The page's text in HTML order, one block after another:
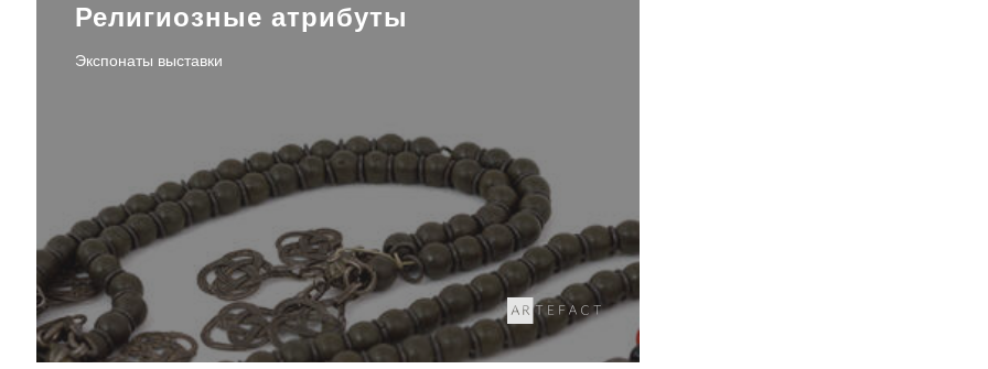
Религиозные атрибуты
Экспонаты выставки